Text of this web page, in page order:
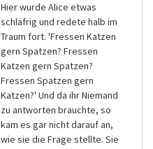
Hier wurde Alice etwas
schläfrig und redete halb im
Traum fort. 'Fressen Katzen
gern Spatzen? Fressen
Katzen gern Spatzen?
Fressen Spatzen gern
Katzen?' Und da ihr Niemand
zu antworten brauchte, so
kam es gar nicht darauf an,
wie sie die Frage stellte. Sie